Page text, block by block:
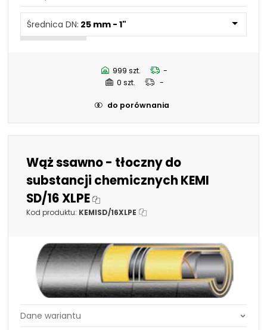
Średnica DN:
63,5 mm - 2.1/2"
19 mm - 3/4"
32 mm - 1.1/4"
38 mm - 1.1/2"
Średnica DN: 25 mm - 1"
999 szt.
-
0 szt.
-
do porównania
Wąż ssawno - tłoczny do
substancji chemicznych KEMI
SD/16 XLPE
Kod produktu: KEMISD/16XLPE